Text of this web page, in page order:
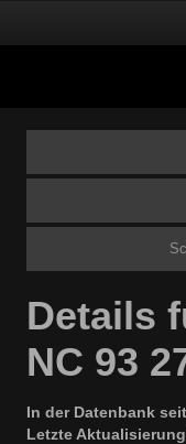
Details
NC 93
In der Datenbank
Letzte